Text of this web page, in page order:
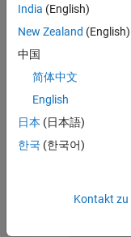
offenen
Stellen
können,
die
Ihren
entsprechen,
werden
unseres
India (English)
New Zealand (English)
中国
简体中文
English
日本 (日本語)
한국 (한국어)
Kontakt zu